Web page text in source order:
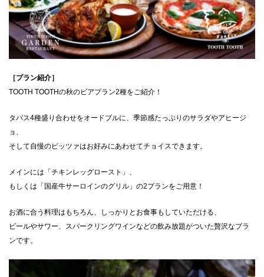
［プラン紹介］
TOOTH TOOTHの秋のビアプラン2種をご紹介！
タパス4種盛り合わせをオードブルに、季節感たっぷりのサラダやアヒージ
ョ、
そして自慢のピッツァはお好みにあわせてチョイスできます。
メインには「チキンレッグロースト」、
もしくは「国産牛サーロインのグリル」の2プランをご用意！
お酒に合う料理はもちろん、しっかりとお食事もしていただける、
ビールやサワー、スパークリングワインなどの飲み放題がついた贅沢なプラ
ンです。